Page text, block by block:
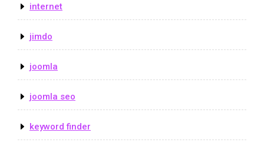
internet
jimdo
joomla
joomla seo
keyword finder